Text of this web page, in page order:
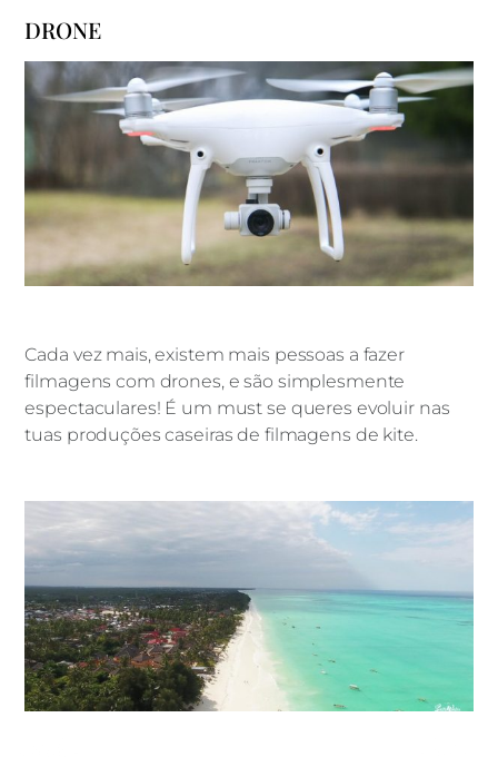
DRONE
Cada vez mais, existem mais pessoas a fazer
filmagens com drones, e são simplesmente
espectaculares! É um must se queres evoluir nas
tuas produções caseiras de filmagens de kite.